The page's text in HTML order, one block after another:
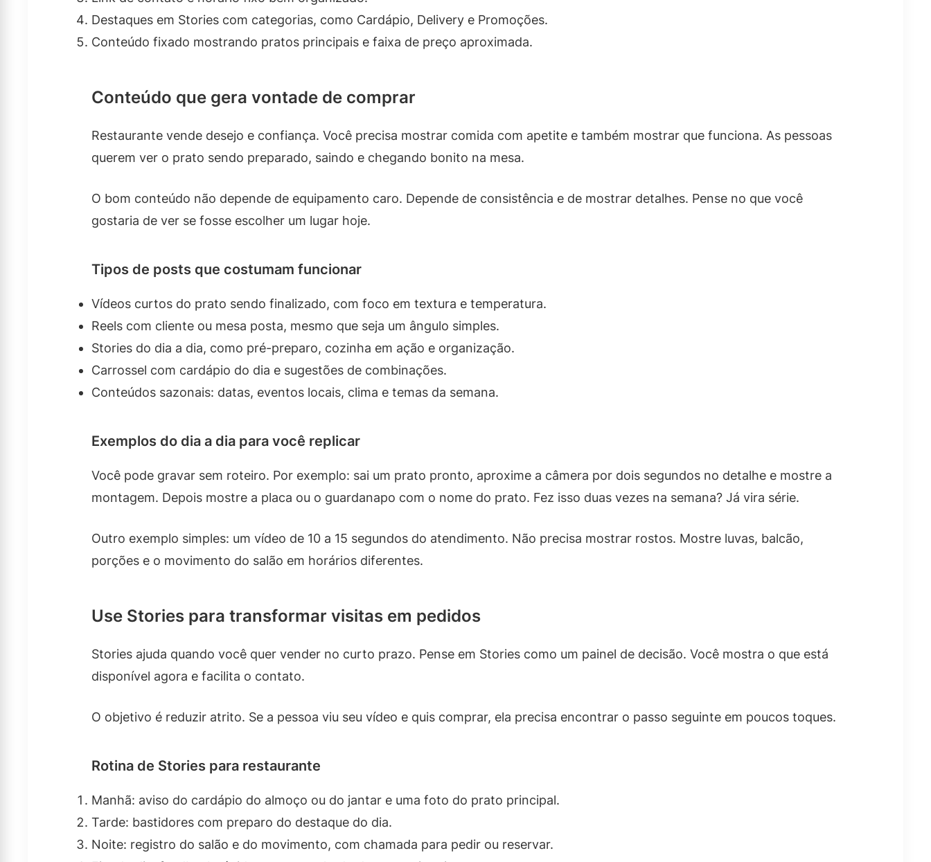
Destaques em Stories com categorias, como Cardápio, Delivery e Promoções.
Conteúdo fixado mostrando pratos principais e faixa de preço aproximada.
Conteúdo que gera vontade de comprar
Restaurante vende desejo e confiança. Você precisa mostrar comida com apetite e também mostrar que funciona. As pessoas
querem ver o prato sendo preparado, saindo e chegando bonito na mesa.
O bom conteúdo não depende de equipamento caro. Depende de consistência e de mostrar detalhes. Pense no que você
gostaria de ver se fosse escolher um lugar hoje.
Tipos de posts que costumam funcionar
Vídeos curtos do prato sendo finalizado, com foco em textura e temperatura.
Reels com cliente ou mesa posta, mesmo que seja um ângulo simples.
Stories do dia a dia, como pré-preparo, cozinha em ação e organização.
Carrossel com cardápio do dia e sugestões de combinações.
Conteúdos sazonais: datas, eventos locais, clima e temas da semana.
Exemplos do dia a dia para você replicar
Você pode gravar sem roteiro. Por exemplo: sai um prato pronto, aproxime a câmera por dois segundos no detalhe e mostre a
montagem. Depois mostre a placa ou o guardanapo com o nome do prato. Fez isso duas vezes na semana? Já vira série.
Outro exemplo simples: um vídeo de 10 a 15 segundos do atendimento. Não precisa mostrar rostos. Mostre luvas, balcão,
porções e o movimento do salão em horários diferentes.
Use Stories para transformar visitas em pedidos
Stories ajuda quando você quer vender no curto prazo. Pense em Stories como um painel de decisão. Você mostra o que está
disponível agora e facilita o contato.
O objetivo é reduzir atrito. Se a pessoa viu seu vídeo e quis comprar, ela precisa encontrar o passo seguinte em poucos toques.
Rotina de Stories para restaurante
Manhã: aviso do cardápio do almoço ou do jantar e uma foto do prato principal.
Tarde: bastidores com preparo do destaque do dia.
Noite: registro do salão e do movimento, com chamada para pedir ou reservar.